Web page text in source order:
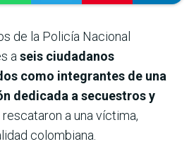
de la Policía Nacional
a seis ciudadanos
como integrantes de una
dedicada a secuestros y
rescataron a una víctima,
colombiana.